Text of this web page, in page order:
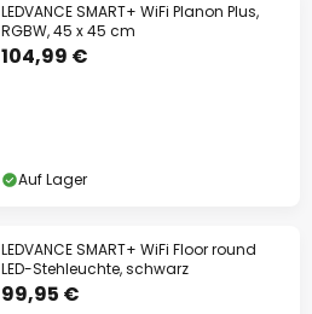
LEDVANCE SMART+ WiFi Planon Plus,
RGBW, 45 x 45 cm
104,99 €
Auf Lager
LEDVANCE SMART+ WiFi Floor round
LED-Stehleuchte, schwarz
99,95 €